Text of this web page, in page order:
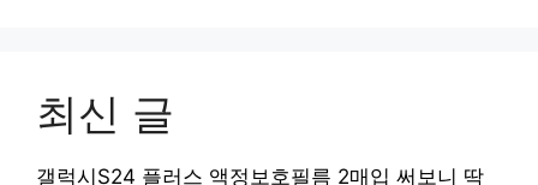
최신 글
갤럭시S24 플러스 액정보호필름 2매입 써보니 딱